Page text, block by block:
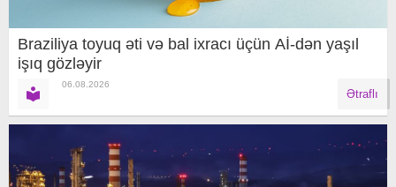
Braziliya toyuq əti və bal ixracı üçün Aİ-dən yaşıl
işıq gözləyir
06.08.2026
Ətraflı